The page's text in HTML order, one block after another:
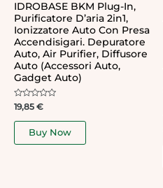
IDROBASE BKM Plug-In,
Purificatore D’aria 2in1,
Ionizzatore Auto Con Presa
Accendisigari. Depuratore
Auto, Air Purifier, Diffusore
Auto (accessori Auto,
Gadget Auto)
Rated
0
out
19,85 €
Buy Now